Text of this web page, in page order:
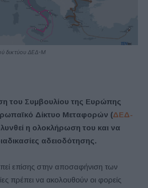
δικτύου ΔΕΔ-Μ
του Συμβουλίου της Ευρώπης
Δίκτυο Μεταφορών (ΔΕΔ-
η ολοκλήρωση του και να
αδειοδότησης.
επίσης στην αποσαφήνιση των
πρέπει να ακολουθούν οι φορείς